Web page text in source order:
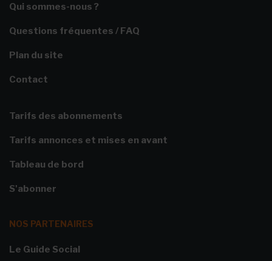
Qui sommes-nous ?
Questions fréquentes / FAQ
Plan du site
Contact
Tarifs des abonnements
Tarifs annonces et mises en avant
Tableau de bord
S'abonner
NOS PARTENAIRES
Le Guide Social